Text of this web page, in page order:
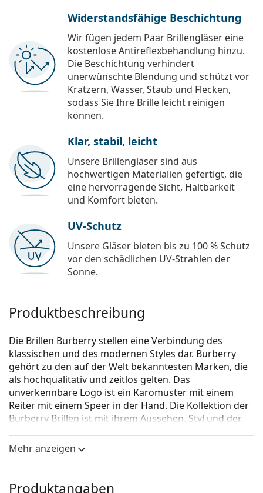
Widerstandsfähige Beschichtung
Wir fügen jedem Paar Brillengläser eine
kostenlose Antireflexbehandlung hinzu.
Die Beschichtung verhindert
unerwünschte Blendung und schützt vor
Kratzern, Wasser, Staub und Flecken,
sodass Sie Ihre Brille leicht reinigen
können.
Klar, stabil, leicht
Unsere Brillengläser sind aus
hochwertigen Materialien gefertigt, die
eine hervorragende Sicht, Haltbarkeit
und Komfort bieten.
UV-Schutz
Unsere Gläser bieten bis zu 100 % Schutz
vor den schädlichen UV-Strahlen der
Sonne.
Produktbeschreibung
Die Brillen Burberry stellen eine Verbindung des
klassischen und des modernen Styles dar. Burberry
gehört zu den auf der Welt bekanntesten Marken, die
als hochqualitativ und zeitlos gelten. Das
unverkennbare Logo ist ein Karomuster mit einem
Reiter mit einem Speer in der Hand. Die Kollektion der
Burberry Brillen ist mit ihrem Aussehen, Styl und der
jeder Gelegenheit passen sind.
Schauen Sie sich mit der virtuellen Anprobefunktion
Mehr anzeigen
Produktangaben